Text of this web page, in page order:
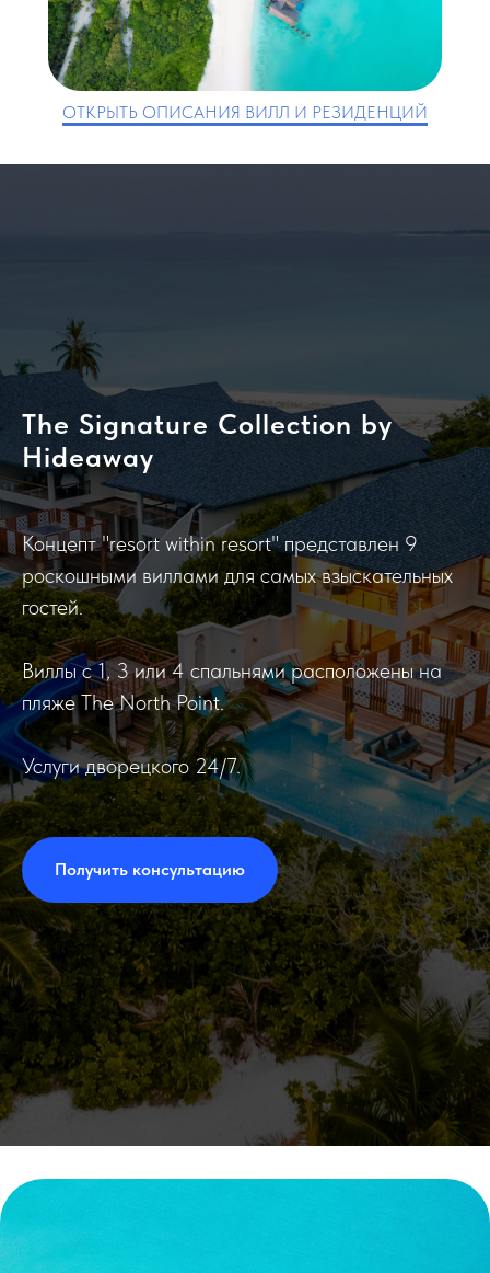
ОТКРЫТЬ ОПИСАНИЯ ВИЛЛ И РЕЗИДЕНЦИЙ
The Signature Collection by
Hideaway
Концепт "resort within resort" представлен 9
роскошными виллами для самых взыскательных
гостей.
Виллы с 1, 3 или 4 спальнями расположены на
пляже The North Point.
Услуги дворецкого 24/7.
Получить консультацию